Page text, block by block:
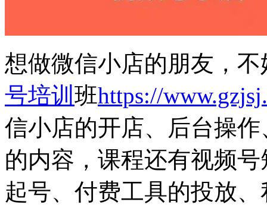
想做微信小店的朋友，不
号培训 班https://
信小店的开店、后台操
的内容，课程还有视频
起号、付费工具的投放